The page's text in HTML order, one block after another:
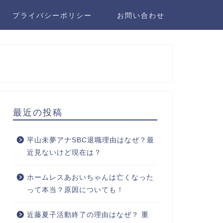
プライバシーポリシー お問い合わせ
最近の投稿
平山未夢アナSBC退職理由はなぜ？最
近見ないけど現在は？
ホームレスあおいちゃんは亡くなった
って本当？原因についても！
近藤夏子活動終了の理由はなぜ？ 重